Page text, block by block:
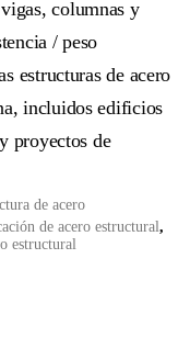
columnas y
/ peso
estructuras de acero
incluidos edificios
proyectos de
de acero
de acero estructural,
estructural